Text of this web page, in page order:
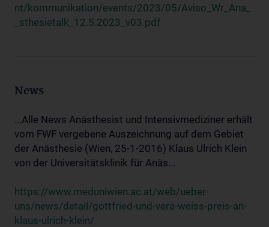
nt/kommunikation/events/2023/05/Aviso_Wr_Ana_
_sthesietalk_12.5.2023_v03.pdf
News
...Alle News Anästhesist und Intensivmediziner erhält
vom FWF vergebene Auszeichnung auf dem Gebiet
der Anästhesie (Wien, 25-1-2016) Klaus Ulrich Klein
von der Universitätsklinik für Anäs...
https://www.meduniwien.ac.at/web/ueber-
uns/news/detail/gottfried-und-vera-weiss-preis-an-
klaus-ulrich-klein/